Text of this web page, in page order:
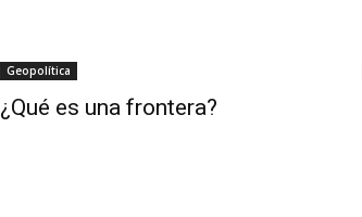
Geopolítica
¿Qué es una frontera?